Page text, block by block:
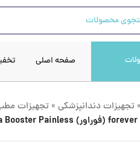
صفحه اصلی
» تجهیزات دندانپزشکی » تجهیزات